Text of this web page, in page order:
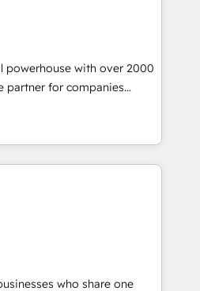
powerhouse with over 2000
partner for companies
position in the fields of
strategy and
end of HubSpot,
and designers work side by
demands of every client
from strategy to
who share one